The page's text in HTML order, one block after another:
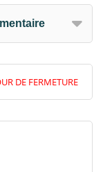
DE FERMETURE